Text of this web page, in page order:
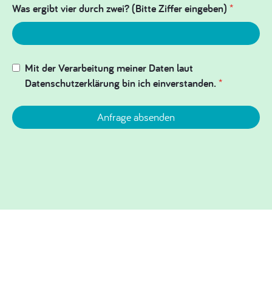
Was ergibt vier durch zwei? (Bitte Ziffer eingeben) *
Mit der Verarbeitung meiner Daten laut
Datenschutzerklärung bin ich einverstanden. *